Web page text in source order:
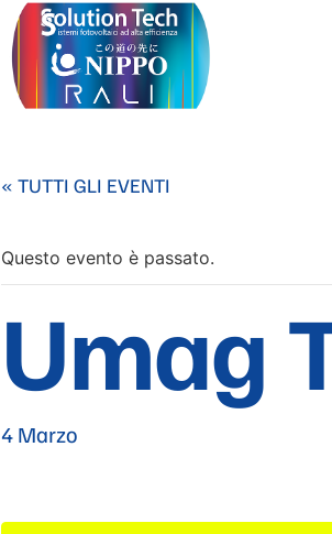
« TUTTI GLI EVENTI
Questo evento è passato.
Umag
4 Marzo